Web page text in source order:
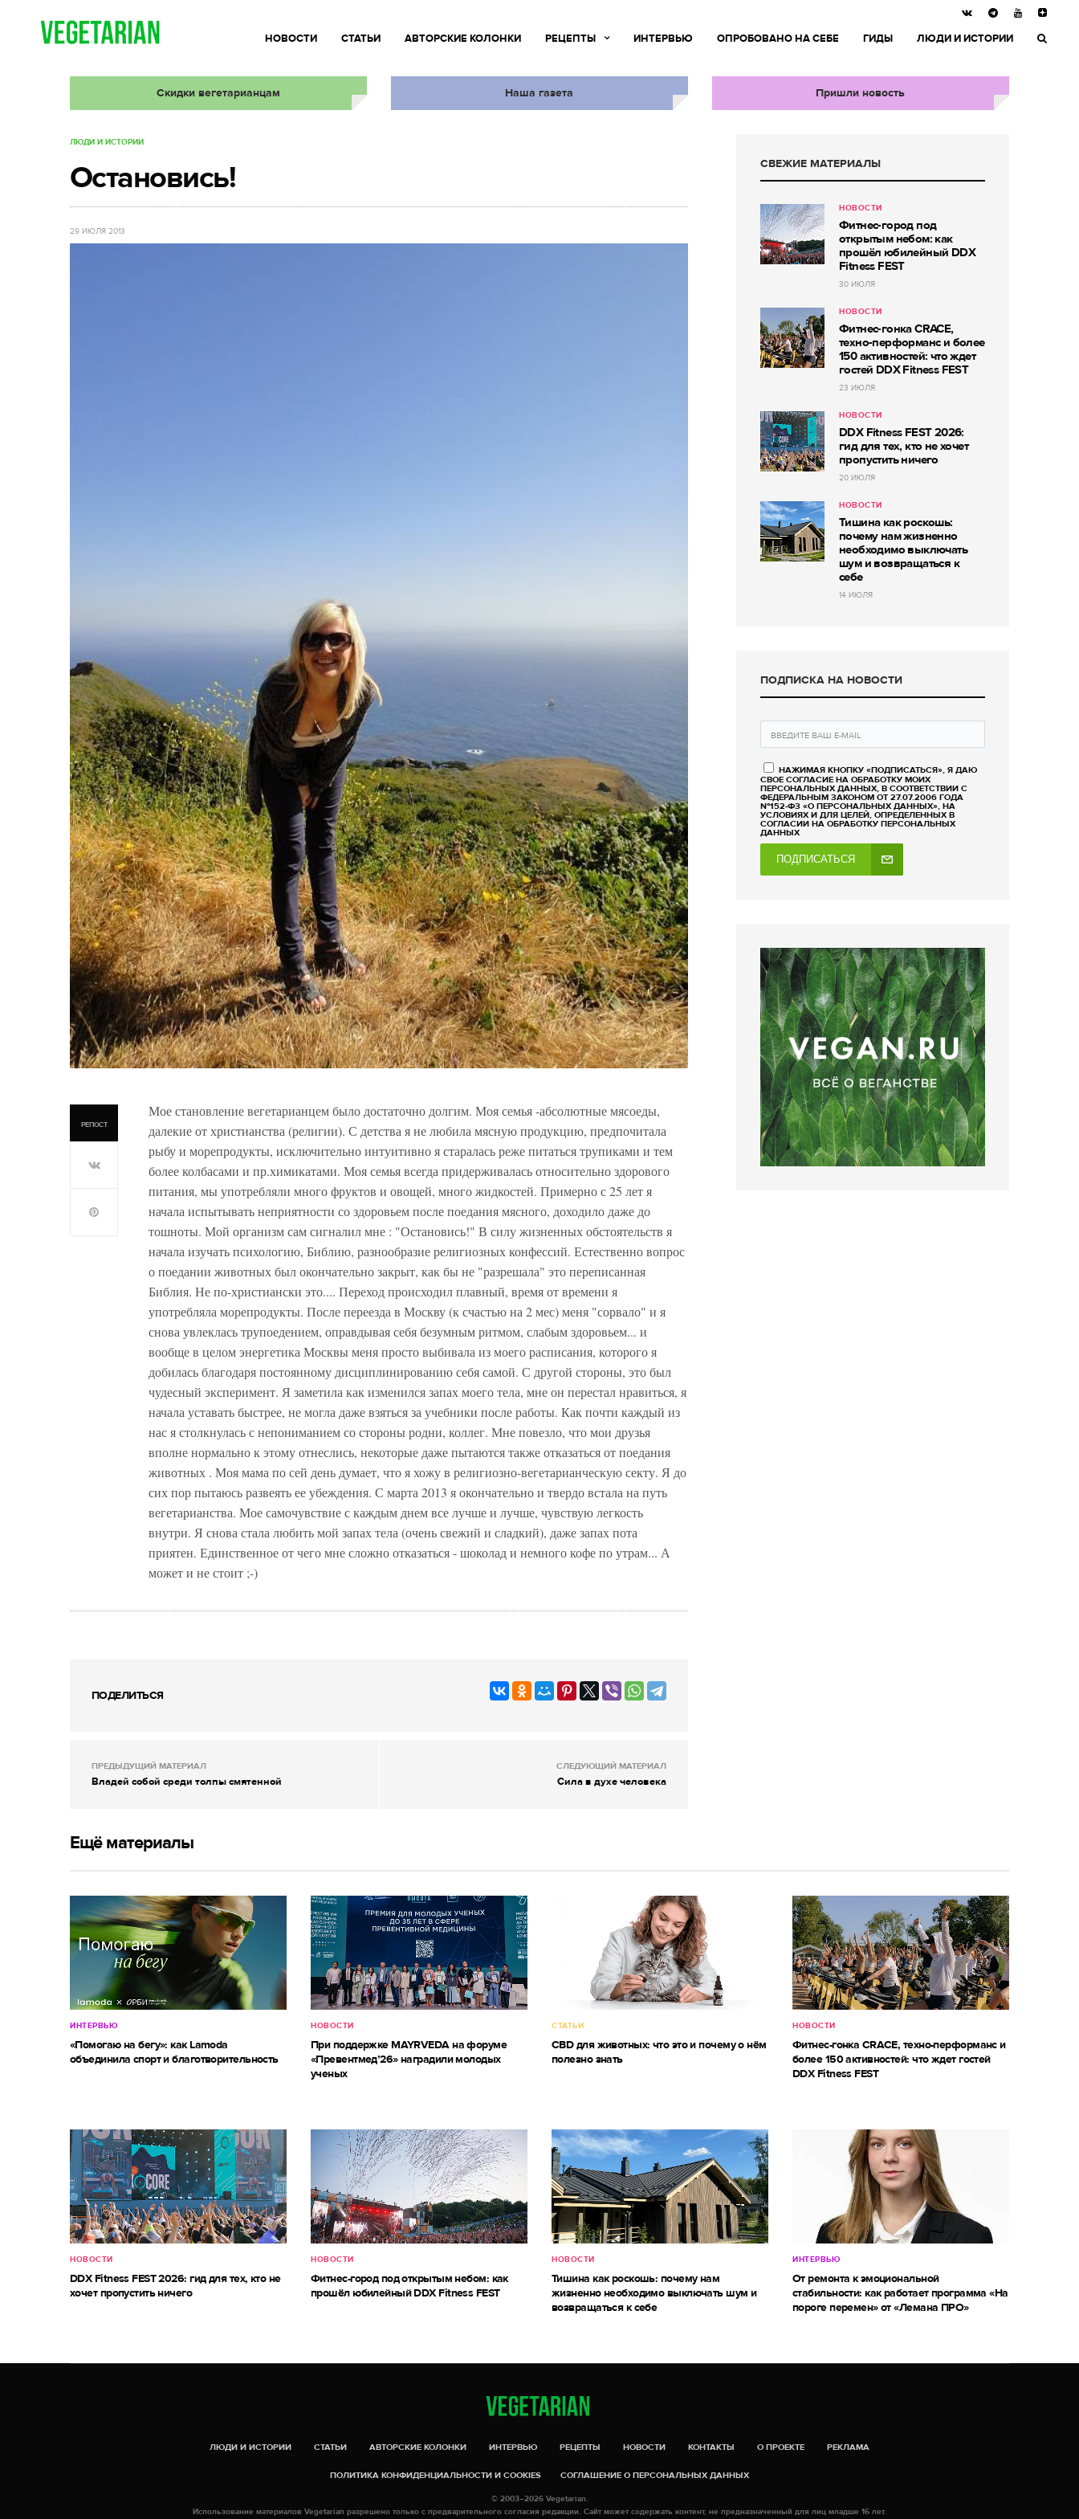
НОВОСТИ СТАТЬИ АВТОРСКИЕ КОЛОНКИ РЕЦЕПТЫ ИНТЕРВЬЮ ОПРОБОВАНО НА СЕБЕ ГИДЫ ЛЮДИ И ИСТОРИИ
Скидки вегетарианцам Наша газета Пришли новость
ЛЮДИ И ИСТОРИИ
Остановись!
29 ИЮЛЯ 2013
РЕПОСТ
Мое становление вегетарианцем было достаточно долгим. Моя семья -абсолютные мясоеды,
далекие от христианства (религии). С детства я не любила мясную продукцию, предпочитала
рыбу и морепродукты, исключительно интуитивно я старалась реже питаться трупиками и тем
более колбасами и пр.химикатами. Моя семья всегда придерживалась относительно здорового
питания, мы употребляли много фруктов и овощей, много жидкостей. Примерно с 25 лет я
начала испытывать неприятности со здоровьем после поедания мясного, доходило даже до
тошноты. Мой организм сам сигналил мне : "Остановись!" В силу жизненных обстоятельств я
начала изучать психологию, Библию, разнообразие религиозных конфессий. Естественно вопрос
о поедании животных был окончательно закрыт, как бы не "разрешала" это переписанная
Библия. Не по-христиански это.... Переход происходил плавный, время от времени я
употребляла морепродукты. После переезда в Москву (к счастью на 2 мес) меня "сорвало" и я
снова увлеклась трупоедением, оправдывая себя безумным ритмом, слабым здоровьем... и
вообще в целом энергетика Москвы меня просто выбивала из моего расписания, которого я
добилась благодаря постоянному дисциплинированию себя самой. С другой стороны, это был
чудесный эксперимент. Я заметила как изменился запах моего тела, мне он перестал нравиться, я
начала уставать быстрее, не могла даже взяться за учебники после работы. Как почти каждый из
нас я столкнулась с непониманием со стороны родни, коллег. Мне повезло, что мои друзья
вполне нормально к этому отнеслись, некоторые даже пытаются также отказаться от поедания
животных . Моя мама по сей день думает, что я хожу в религиозно-вегетарианческую секту. Я до
сих пор пытаюсь развеять ее убеждения. С марта 2013 я окончательно и твердо встала на путь
вегетарианства. Мое самочувствие с каждым днем все лучше и лучше, чувствую легкость
внутри. Я снова стала любить мой запах тела (очень свежий и сладкий), даже запах пота
приятен. Единственное от чего мне сложно отказаться - шоколад и немного кофе по утрам... А
может и не стоит ;-)
ПОДЕЛИТЬСЯ
ПРЕДЫДУЩИЙ МАТЕРИАЛ
Владей собой среди толпы смятенной
СЛЕДУЮЩИЙ МАТЕРИАЛ
Сила в духе человека
СВЕЖИЕ МАТЕРИАЛЫ
НОВОСТИ
Фитнес-город под
открытым небом: как
прошёл юбилейный DDX
Fitness FEST
30 ИЮЛЯ
НОВОСТИ
Фитнес-гонка CRACE,
техно-перформанс и более
150 активностей: что ждет
гостей DDX Fitness FEST
23 ИЮЛЯ
НОВОСТИ
DDX Fitness FEST 2026:
гид для тех, кто не хочет
пропустить ничего
20 ИЮЛЯ
НОВОСТИ
Тишина как роскошь:
почему нам жизненно
необходимо выключать
шум и возвращаться к
себе
14 ИЮЛЯ
ПОДПИСКА НА НОВОСТИ
НАЖИМАЯ КНОПКУ «ПОДПИСАТЬСЯ», Я ДАЮ
СВОЕ СОГЛАСИЕ НА ОБРАБОТКУ МОИХ
ПЕРСОНАЛЬНЫХ ДАННЫХ, В СООТВЕТСТВИИ С
ФЕДЕРАЛЬНЫМ ЗАКОНОМ ОТ 27.07.2006 ГОДА
№152-ФЗ «О ПЕРСОНАЛЬНЫХ ДАННЫХ», НА
УСЛОВИЯХ И ДЛЯ ЦЕЛЕЙ, ОПРЕДЕЛЕННЫХ В
СОГЛАСИИ НА ОБРАБОТКУ ПЕРСОНАЛЬНЫХ
ДАННЫХ
ПОДПИСАТЬСЯ
Ещё материалы
ИНТЕРВЬЮ
«Помогаю на бегу»: как Lamoda
объединила спорт и благотворительность
НОВОСТИ
При поддержке MAYRVEDA на форуме
«Превентмед’26» наградили молодых
ученых
СТАТЬИ
CBD для животных: что это и почему о нём
полезно знать
НОВОСТИ
Фитнес-гонка CRACE, техно-перформанс и
более 150 активностей: что ждет гостей
DDX Fitness FEST
НОВОСТИ
DDX Fitness FEST 2026: гид для тех, кто не
хочет пропустить ничего
НОВОСТИ
Фитнес-город под открытым небом: как
прошёл юбилейный DDX Fitness FEST
НОВОСТИ
Тишина как роскошь: почему нам
жизненно необходимо выключать шум и
возвращаться к себе
ИНТЕРВЬЮ
От ремонта к эмоциональной
стабильности: как работает программа «На
пороге перемен» от «Лемана ПРО»
ЛЮДИ И ИСТОРИИ СТАТЬИ АВТОРСКИЕ КОЛОНКИ ИНТЕРВЬЮ РЕЦЕПТЫ НОВОСТИ КОНТАКТЫ О ПРОЕКТЕ РЕКЛАМА
ПОЛИТИКА КОНФИДЕНЦИАЛЬНОСТИ И COOKIES СОГЛАШЕНИЕ О ПЕРСОНАЛЬНЫХ ДАННЫХ
© 2003–2026 Vegetarian.
Использование материалов Vegetarian разрешено только с предварительного согласия редакции. Сайт может содержать контент, не предназначенный для лиц младше 16 лет.